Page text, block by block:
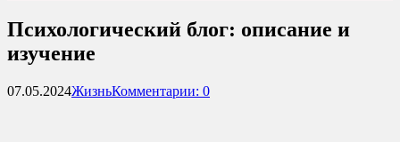
Психологический блог: описание и
изучение
07.05.2024ЖизньКомментарии: 0